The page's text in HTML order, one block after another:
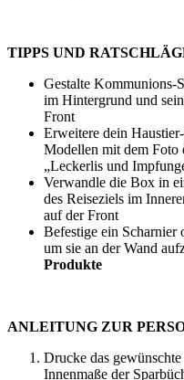
TIPPS UND
Gestalte Kommunions-
im Hintergrund und
Front
Erweitere dein
Modellen mit dem Foto
„Leckerlis und
Verwandle die Box in
des Reiseziels im
auf der Front
Befestige ein Scharnier
um sie an der Wand
Produkte
ANLEITUNG ZUR
Drucke das
Innenmaße der